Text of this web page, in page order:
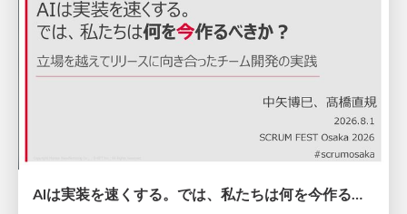
AIは実装を速くする。では、私たちは何を今作るべきか？－立場を越えてリリースに向き合ったチーム開発の実践 / 20260801 Hiromi Nakaya and Naoki Takahashi